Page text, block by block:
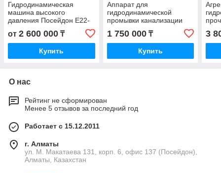
Гидродинамическая
машина высокого
давления Посейдон E22-
поверхностей, транспорта
и прочее
от 2 600 000 ₸
Купить
Аппарат для
гидродинамической
промывки канализации
Посейдон B15-150-26-4W
1 750 000₸
Купить
3
О нас
Рейтинг не сформирован
Менее 5 отзывов за последний год
Работает с 15.12.2011
г. Алматы
ул. М. Макатаева 131, корп. 6, офис 137 (Посейдон),
Алматы, Казахстан